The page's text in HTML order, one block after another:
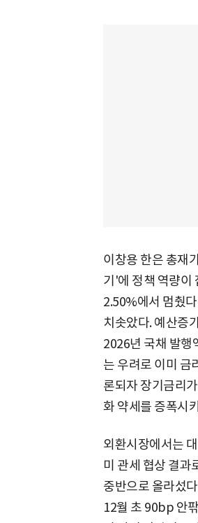
이창용 한은 총재
기'에 정책 역량이
2.50%에서 멈췄
치솟았다. 예산증
2026년 국채 발행
는 우려로 이미 금
론되자 장기금리
화 약세를 증폭시
외환시장에서는
미 관세 협상 결과
중반으로 올라섰
12월 초 90bp 안